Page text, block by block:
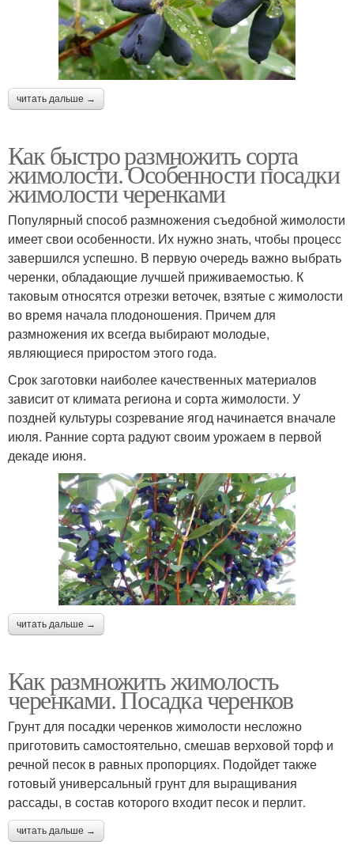
читать дальше →
Как быстро размножить сорта
жимолости. Особенности посадки
жимолости черенками
Популярный способ размножения съедобной жимолости
имеет свои особенности. Их нужно знать, чтобы процесс
завершился успешно. В первую очередь важно выбрать
черенки, обладающие лучшей приживаемостью. К
таковым относятся отрезки веточек, взятые с жимолости
во время начала плодоношения. Причем для
размножения их всегда выбирают молодые,
являющиеся приростом этого года.
Срок заготовки наиболее качественных материалов
зависит от климата региона и сорта жимолости. У
поздней культуры созревание ягод начинается вначале
июля. Ранние сорта радуют своим урожаем в первой
декаде июня.
читать дальше →
Как размножить жимолость
черенками. Посадка черенков
Грунт для посадки черенков жимолости несложно
приготовить самостоятельно, смешав верховой торф и
речной песок в равных пропорциях. Подойдет также
готовый универсальный грунт для выращивания
рассады, в состав которого входит песок и перлит.
читать дальше →